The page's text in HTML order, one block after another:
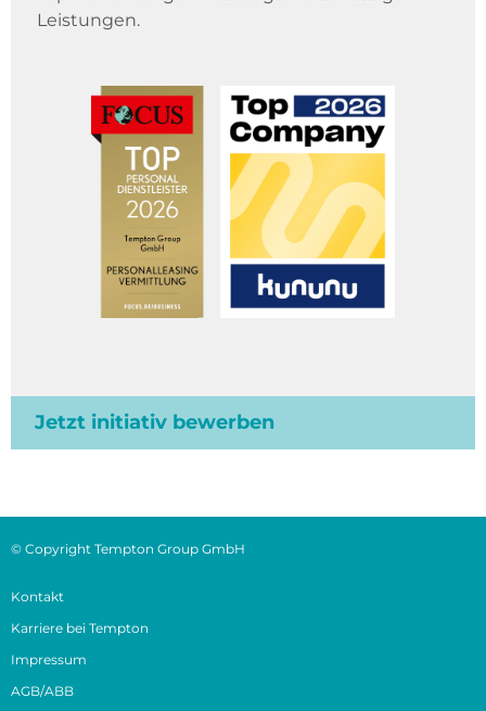
Leistungen.
Jetzt initiativ bewerben
© Copyright Tempton Group GmbH
Kontakt
Karriere bei Tempton
Impressum
AGB/ABB